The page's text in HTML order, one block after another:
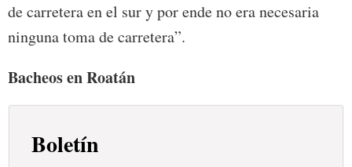
de carretera en el sur y por ende no era necesaria
ninguna toma de carretera”.
Bacheos en Roatán
Boletín